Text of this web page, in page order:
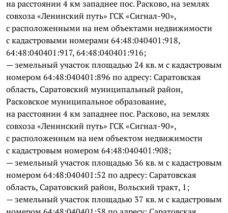
на расстоянии 4 км западнее пос. Расково, на землях
совхоза «Ленинский путь» ГСК «Сигнал-90»,
с расположенными на нем объектами недвижимости
с кадастровыми номерами 64:48:040401:918,
64:48:040401:917, 64:48:040401:916;
— земельный участок площадью 24 кв. м с кадастровым
номером 64:48:040401:896 по адресу: Саратовская
область, Саратовский муниципальный район,
Расковское муниципальное образование,
на расстоянии 4 км западнее пос. Расково, на землях
совхоза «Ленинский путь» ГСК «Сигнал-90»,
с расположенным на нем объектом недвижимости
с кадастровым номером 64:48:040401:908;
— земельный участок площадью 36 кв. м с кадастровым
номером 64:48:040401:52 по адресу: Саратовская
область, Саратовский район, Вольский тракт, 1;
— земельный участок площадью 37 кв. м с кадастровым